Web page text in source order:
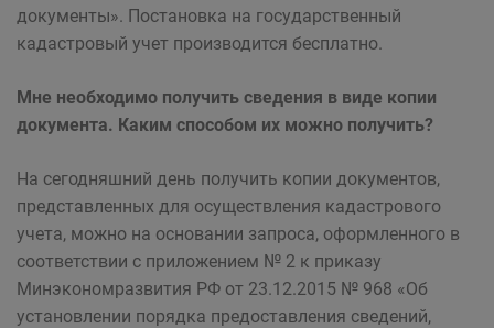
документы». Постановка на государственный
кадастровый учет производится бесплатно.
Мне необходимо получить сведения в виде копии
документа. Каким способом их можно получить?
На сегодняшний день получить копии документов,
представленных для осуществления кадастрового
учета, можно на основании запроса, оформленного в
соответствии с приложением № 2 к приказу
Минэкономразвития РФ от 23.12.2015 № 968 «Об
установлении порядка предоставления сведений,